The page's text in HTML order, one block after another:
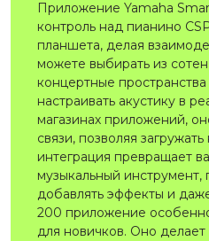
Приложение Yamaha
контроль над пианино
планшета, делая
можете выбирать из
концертные
настраивать акустику в
магазинах приложений,
связи, позволяя
интеграция превращает
музыкальный
добавлять эффекты и
200 приложение
для новичков. Оно